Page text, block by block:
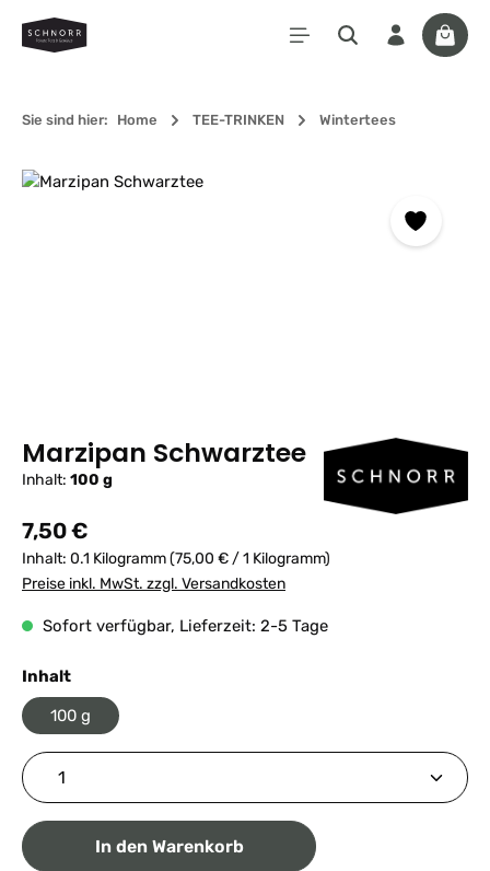
Zum Hauptinhalt springen
Sie sind hier: Home TEE-TRINKEN Wintertees
Bildergalerie überspringen
Marzipan Schwarztee
Inhalt: 100 g
Regulärer Preis:
7,50 €
Inhalt: 0.1 Kilogramm(75,00 € / 1 Kilogramm)
Preise inkl. MwSt. zzgl. Versandkosten
Sofort verfügbar, Lieferzeit: 2-5 Tage
Inhaltauswählen
100 g
Produkt Anzahl: Gib den gewünschten Wert ein
In den Warenkorb